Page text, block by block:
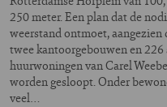
250 meter. Een plan dat de
weerstand ontmoet, aangezien
twee kantoorgebouwen en 226
huurwoningen van Carel
worden gesloopt. Onder
veel…